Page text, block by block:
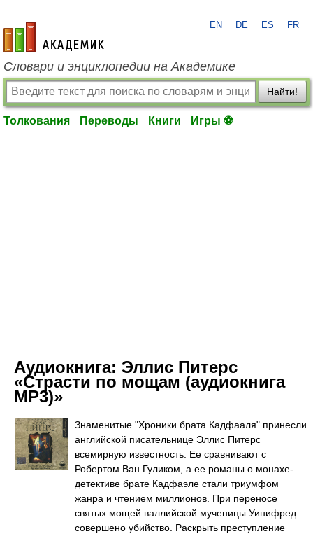
academic.ru
EN DE ES FR
Словари и энциклопедии на Академике
Найти!
Толкования Переводы Книги Игры ⚽
Аудиокнига: Эллис Питерс
«Страсти по мощам (аудиокнига
MP3)»
Знаменитые "Хроники брата Кадфааля" принесли
английской писательнице Эллис Питерс
всемирную известность. Ее сравнивают с
Робертом Ван Гуликом, а ее романы о монахе-
детективе брате Кадфаэле стали триумфом
жанра и чтением миллионов. При переносе
святых мощей валлийской мученицы Уинифред
совершено убийство. Раскрыть преступление